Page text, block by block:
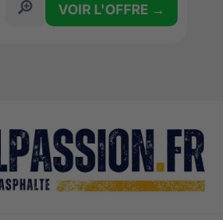
VOIR L'OFFRE →